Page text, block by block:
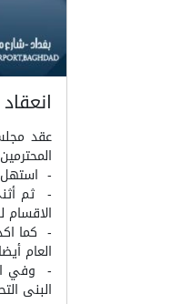
- استهل
- ثم
الاقسام
- كما
العام
- وفي
البنى